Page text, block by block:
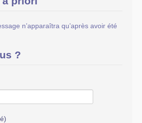
n’apparaîtra qu’après avoir été
?